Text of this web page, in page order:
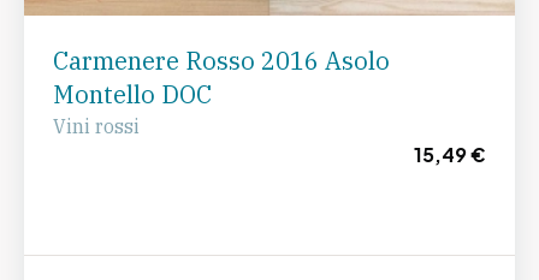
Carmenere Rosso 2016 Asolo
Montello DOC
Vini rossi
15,49 €